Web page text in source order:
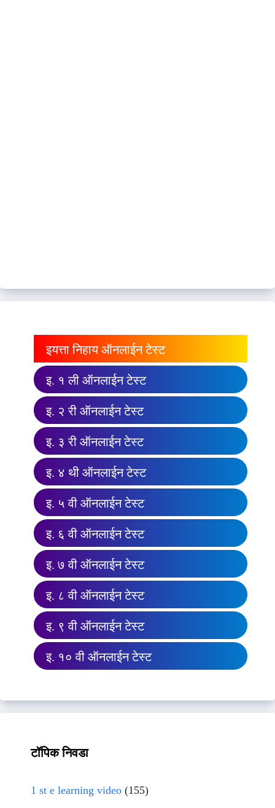
इयत्ता निहाय ऑनलाईन टेस्ट
इ. १ ली ऑनलाईन टेस्ट
इ. २ री ऑनलाईन टेस्ट
इ. ३ री ऑनलाईन टेस्ट
इ. ४ थी ऑनलाईन टेस्ट
इ. ५ वी ऑनलाईन टेस्ट
इ. ६ वी ऑनलाईन टेस्ट
इ. ७ वी ऑनलाईन टेस्ट
इ. ८ वी ऑनलाईन टेस्ट
इ. ९ वी ऑनलाईन टेस्ट
इ. १० वी ऑनलाईन टेस्ट
टॉपिक निवडा
1 st e learning video (155)